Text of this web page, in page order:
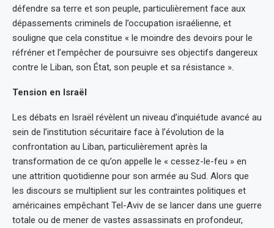
défendre sa terre et son peuple, particulièrement face aux
dépassements criminels de l’occupation israélienne, et
souligne que cela constitue « le moindre des devoirs pour le
réfréner et l’empêcher de poursuivre ses objectifs dangereux
contre le Liban, son État, son peuple et sa résistance ».
Tension en Israël
Les débats en Israël révèlent un niveau d’inquiétude avancé au
sein de l’institution sécuritaire face à l’évolution de la
confrontation au Liban, particulièrement après la
transformation de ce qu’on appelle le « cessez-le-feu » en
une attrition quotidienne pour son armée au Sud. Alors que
les discours se multiplient sur les contraintes politiques et
américaines empêchant Tel-Aviv de se lancer dans une guerre
totale ou de mener de vastes assassinats en profondeur,